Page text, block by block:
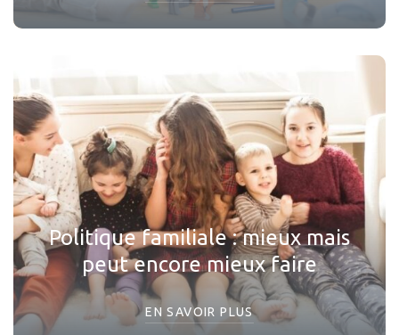
Politique familiale : mieux mais
peut encore mieux faire
EN SAVOIR PLUS